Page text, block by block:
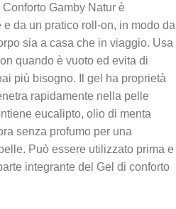
Conforto Gamby Natur è
da un pratico roll-on, in modo da
sia a casa che in viaggio. Usa
quando è vuoto ed evita di
più bisogno. Il gel ha proprietà
rapidamente nella pelle
eucalipto, olio di menta
senza profumo per una
Può essere utilizzato prima e
integrante del Gel di conforto